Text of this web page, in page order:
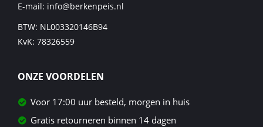
E-mail: info@berkenpeis.nl
BTW: NL003320146B94
KvK: 78326559
ONZE VOORDELEN
Voor 17:00 uur besteld, morgen in huis
Gratis retourneren binnen 14 dagen